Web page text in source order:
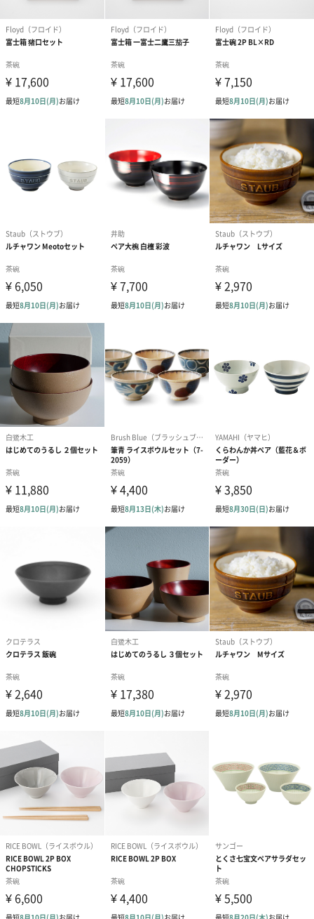
あり（280円）
メッセージカード（通常・写真・グリーティング）
誕生日や結婚祝い・出産祝いなど、様々なシーンのメッセージカ
ードを同梱します。
メッセージカードや封筒のデザインは一部変更する場合がありま
写真付きメッセージカ
ード（680円）
写真付きメッセージカ
ード（Thank you）ピ
ンク（680円）
Birthday ホワ
刷なし）（
包装紙
ラッピングを施してお届けいたします。
ゴールド（390円） ピンク（390円） グリーン（
のしカード
商品の形質上、のしを直接添付できない商品にのし風のカードを
※のし下はご記入いただけません。
※カードのデザインは一部変更する場合があります。
結婚祝い（御結婚御
祝）（110円）
出産祝い（御出産御
祝）（110円）
内祝い_蝶結
（110円）
結婚祝いちょい足しギフト
結婚祝いギフトへの＋αにおすすめです。新生活を彩るギフトオプ
ションをご用意いたしました。
商品と同梱してお届けいたします。